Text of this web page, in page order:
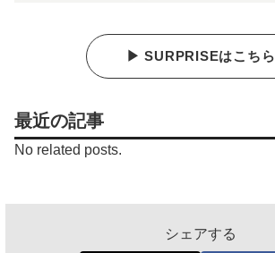
▶ SURPRISEはこちら
最近の記事
No related posts.
シェアする